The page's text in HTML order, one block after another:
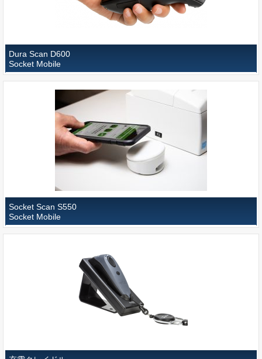
Dura Scan D600
Socket Mobile
Socket Scan S550
Socket Mobile